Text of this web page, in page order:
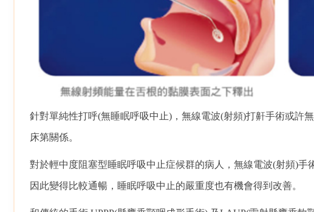
針對單純性打呼(無睡眠呼吸中止)，無線電波(射頻)打鼾手術或許
床第關係。
對於輕中度阻塞型睡眠呼吸中止症候群的病人，無線電波(射頻)
因此變得比較通暢，睡眠呼吸中止的嚴重度也有機會得到改善。